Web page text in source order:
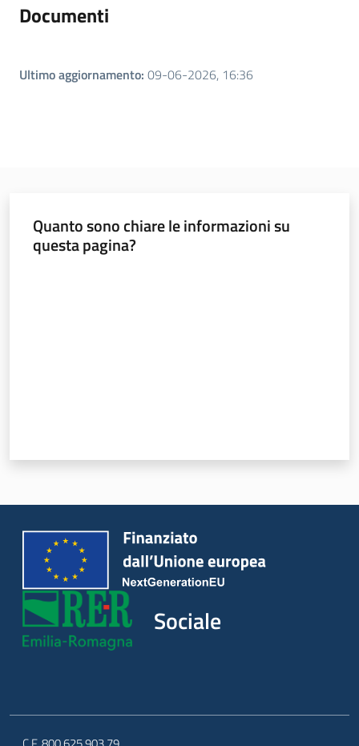
Documenti
Ultimo aggiornamento: 09-06-2026, 16:36
Quanto sono chiare le informazioni su
questa pagina?
Sociale